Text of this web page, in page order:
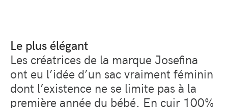
Le plus élégant
Les créatrices de la marque Josefina
ont eu l’idée d’un sac vraiment féminin
dont l’existence ne se limite pas à la
première année du bébé. En cuir 100%